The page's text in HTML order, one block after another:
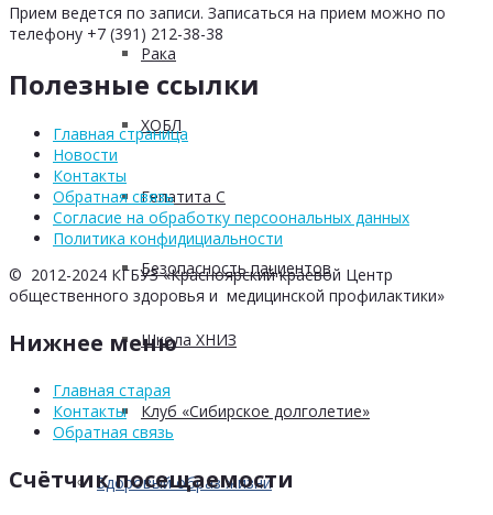
Рака
ХОБЛ
Гепатита С
Безопасность пациентов
Школа ХНИЗ
Клуб «Сибирское долголетие»
Здоровый образ жизни
Прием ведется по записи. Записаться на прием можно по
телефону +7 (391) 212-38-38
Полезные ссылки
Главная страница
Новости
Контакты
Обратная связь
Согласие на обработку персоональных данных
Политика конфидициальности
© 2012-2024 КГБУЗ «Красноярский краевой Центр
общественного здоровья и медицинской профилактики»
Нижнее меню
Главная старая
Контакты
Обратная связь
Счётчик посещаемости